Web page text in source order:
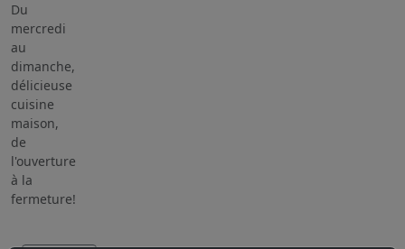
Du
mercredi
au
dimanche,
délicieuse
cuisine
maison,
de
l'ouverture
à la
fermeture!